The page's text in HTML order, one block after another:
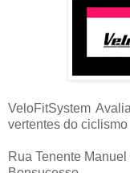
VeloFitSystem
vertentes do ciclismo
Rua Tenente